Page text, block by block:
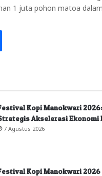
1 juta pohon matoa
Kopi Manokwari
Akselerasi Ekonomi
7 Agustus 2026
Kopi Manokwari 2026